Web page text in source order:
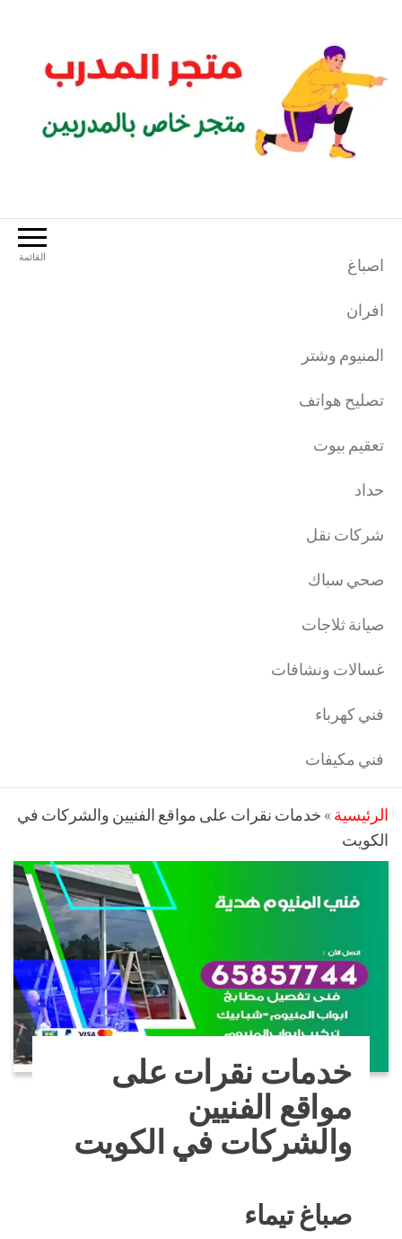
القائمة اصباغ
افران
المنيوم وشتر
تصليح هواتف
تعقيم بيوت
حداد
شركات نقل
صحي سباك
صيانة ثلاجات
غسالات ونشافات
فني كهرباء
فني مكيفات
الرئيسية » خدمات نقرات على مواقع الفنيين والشركات في
الكويت
خدمات نقرات على
مواقع الفنيين
والشركات في الكويت
صباغ تيماء